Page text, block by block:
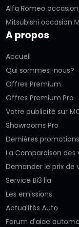
Alfa Romeo
Mitsubishi occasion
A propos
Accueil
Qui sommes-nous?
Offres Premium
Offres Premium Pro
Votre publicité sur
Showrooms Pro
Dernières
La Comparaison des
Demander le prix de
Service Bi3 lia
Les emissions
Actualités Auto
Forum d'aide